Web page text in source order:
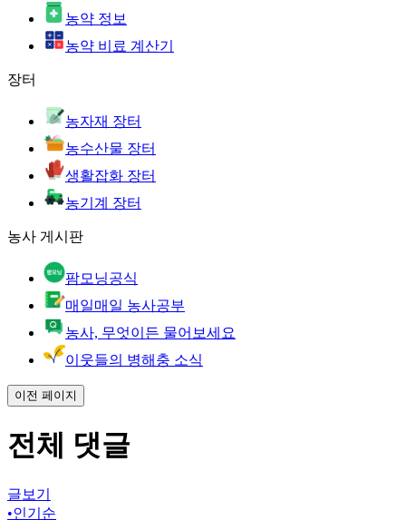
농약 정보
농약 비료 계산기
장터
농자재 장터
농수산물 장터
생활잡화 장터
농기계 장터
농사 게시판
팜모닝공식
매일매일 농사공부
농사, 무엇이든 물어보세요
이웃들의 병해충 소식
이전 페이지
전체 댓글
글보기
•인기순